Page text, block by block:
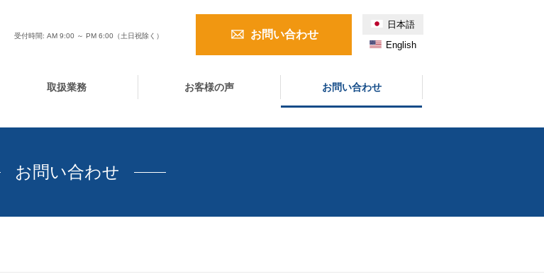
受付時間: AM 9:00 ～ PM 6:00（土日祝除く） お問い合わせ
English
日本語
取扱業務 お客様の声 お問い合わせ
お問い合わせ